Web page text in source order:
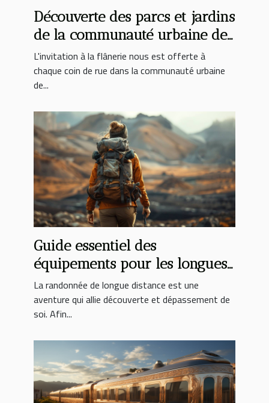
Découverte des parcs et jardins
de la communauté urbaine de
Clermont
L'invitation à la flânerie nous est offerte à
chaque coin de rue dans la communauté urbaine
de...
Guide essentiel des
équipements pour les longues
randonnées
La randonnée de longue distance est une
aventure qui allie découverte et dépassement de
soi. Afin...